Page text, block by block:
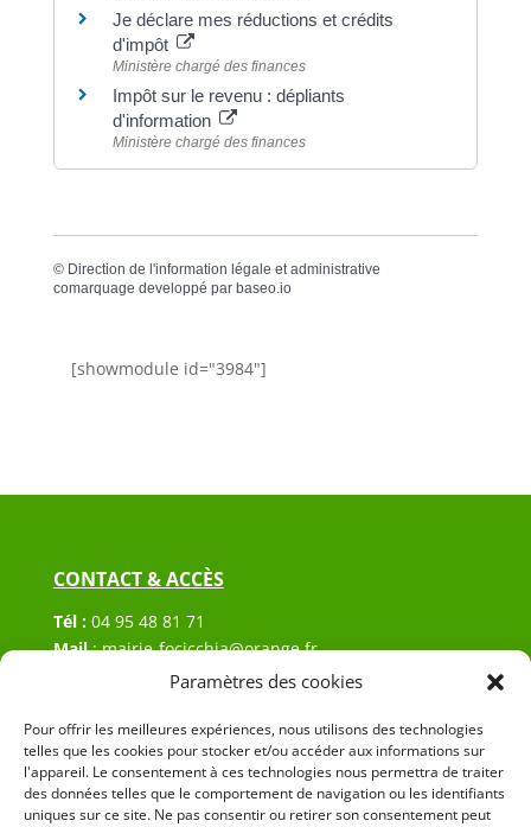
Paramètres des cookies
Pour offrir les meilleures expériences, nous utilisons des technologies
telles que les cookies pour stocker et/ou accéder aux informations sur
l'appareil. Le consentement à ces technologies nous permettra de traiter
des données telles que le comportement de navigation ou les identifiants
uniques sur ce site. Ne pas consentir ou retirer son consentement peut
Je déclare mes réductions et crédits
d'impôt
Ministère chargé des finances
Impôt sur le revenu : dépliants
d'information
Ministère chargé des finances
© Direction de l'information légale et administrative
comarquage developpé par baseo.io
[showmodule id="3984"]
CONTACT & ACCÈS
Tél : 04 95 48 81 71
Mail:mairie-focicchia@orange.fr
Hôtel de ville de Focicchia
20212 Focicchia